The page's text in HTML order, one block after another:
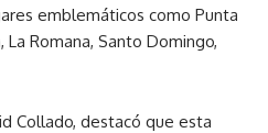
emblemáticos como Punta
La Romana, Santo Domingo,
Collado, destacó que esta